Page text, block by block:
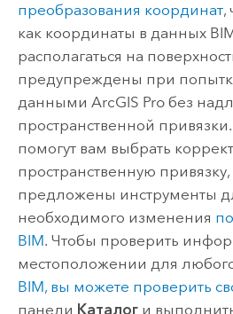
преобразования координат,
как координаты в данных
располагаться на
предупреждены при
данными ArcGIS Proбез
пространственной
помогут вам выбрать
пространственную привязку,
предложены инструменты
необходимого изменения
BIM. Чтобы проверить
местоположении для
BIM, вы можете проверить
панели Каталоги